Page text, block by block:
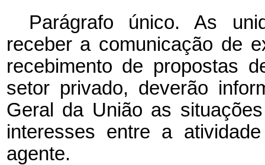
Parágrafo único. As
receber a comunicação de
recebimento de propostas
setor privado, deverão
Geral da União as
interesses entre a
agente.